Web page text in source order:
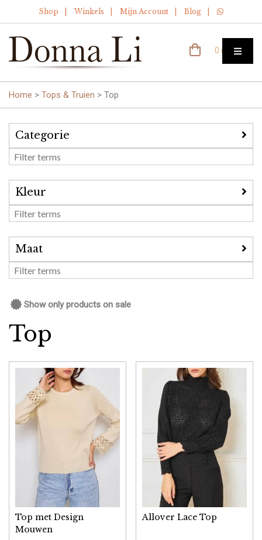
Shop Winkels Mijn Account Blog
0 items
Home > Tops & Truien > Top
Categorie
Kleur
Maat
Show only products on sale
Top
Top met Design
Mouwen
Allover Lace Top